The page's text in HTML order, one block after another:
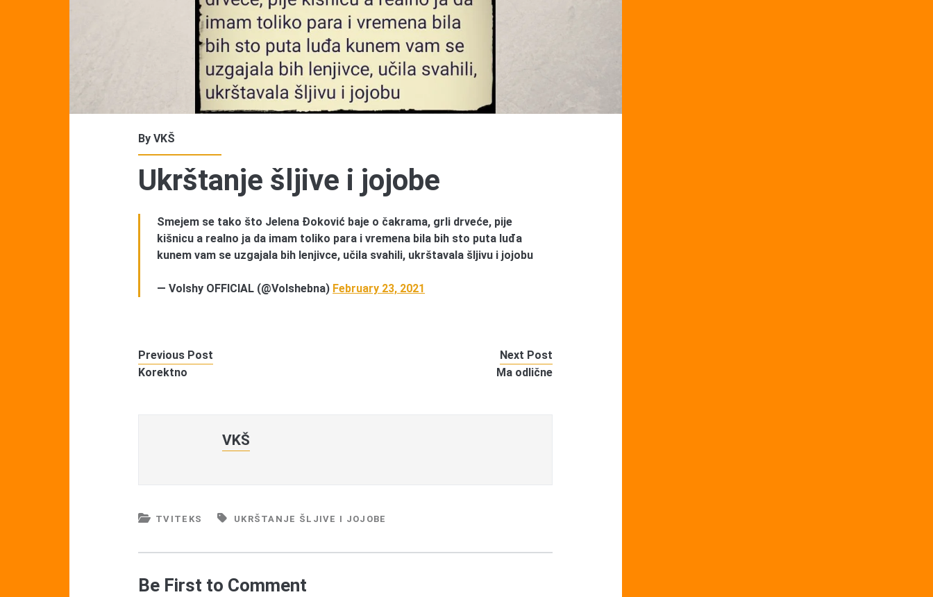
ByVKŠ
Ukrštanje šljive i jojobe
Smejem se tako što Jelena Đoković baje o čakrama, grli drveće, pije
kišnicu a realno ja da imam toliko para i vremena bila bih sto puta luđa
kunem vam se uzgajala bih lenjivce, učila svahili, ukrštavala šljivu i jojobu
— Volshy OFFICIAL (@Volshebna) February 23, 2021
Previous Post
Korektno
Next Post
Ma odlične
VKŠ
TVITEKS UKRŠTANJE ŠLJIVE I JOJOBE
Be First to Comment